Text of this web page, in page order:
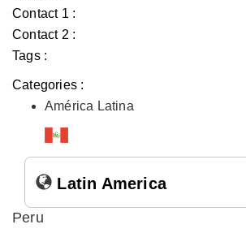
Contact 1 :
Contact 2 :
Tags :
Categories :
América Latina
Latin America
Peru